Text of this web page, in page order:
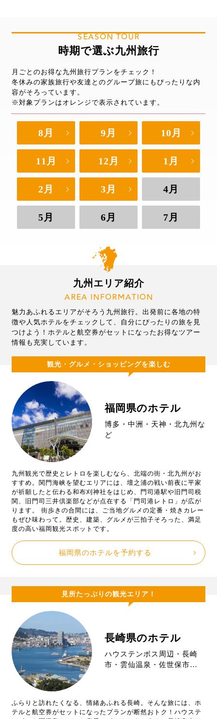
SEASON TOUR
時期で選ぶ九州旅行
月ごとのお得な九州旅行プランをチェック！
冬休みの家族旅行や友達とのグループ旅にもぴったりな内
容がそろっています。
※対象プランはオレンジで表示されています。
8月 9月 10月
11月 12月 1月
2月 3月 4月
5月 6月 7月
九州エリア紹介
AREA INFORMATION
魅力あふれるエリアがそろう九州旅行。出発前に各地の特
徴や人気ホテルをチェックして、自分にぴったりの旅を見
つけよう！ホテルと航空券がセットになったお得なツアー
情報も充実しています。
観光・グルメ・ショッピングを楽しむ
福岡県のホテル
博多・中洲・天神・北九州な
ど
九州観光で歴史とレトロを楽しむなら、北端の街・北九州がお
すすめ。関門海峡を望むエリアには、壇之浦の戦い前夜に平家
が祈願したと伝わる和布刈神社をはじめ、門司港駅や旧門司税
関、旧門司三井倶楽部などが点在する「門司港レトロ」が広が
ります。 街歩きの合間には、ご当地グルメの定番・焼きカレー
もぜひ味わって。歴史、建築、グルメが三拍子そろった、満足
度の高い福岡観光スポットです。
福岡県のホテルを予約する
見所たっぷりの観光エリア！
長崎県のホテル
ハウステンボス周辺・長崎
市・雲仙温泉・佐世保市…
ふらりと訪れたくなる、情緒あふれる長崎。そんな旅には、ホ
テルと航空券がセットになったプランが断然おトク！ハウステ